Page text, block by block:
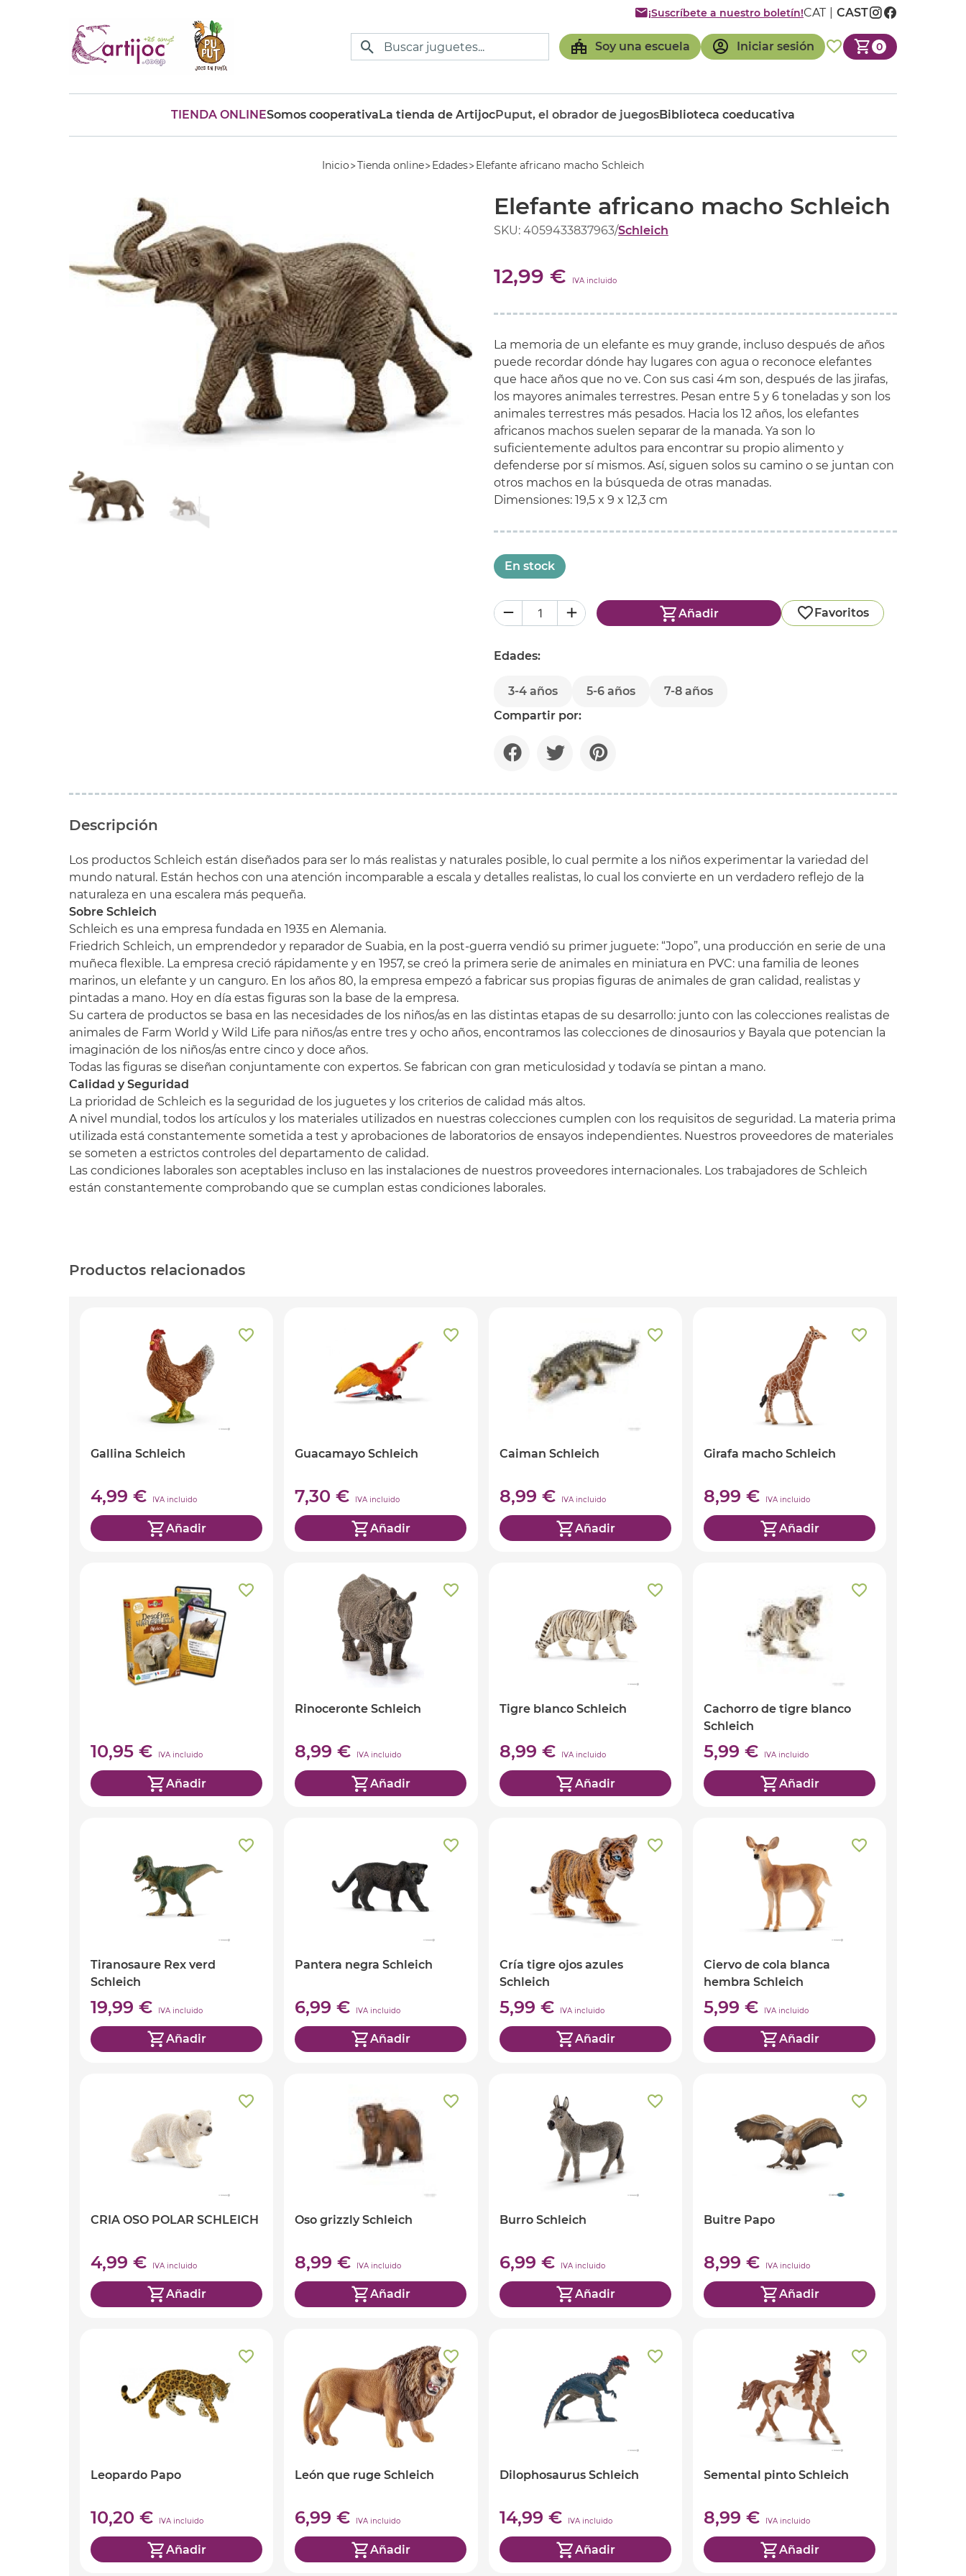
Soy una escuela Iniciar sesión 0
¡Suscríbete a nuestro boletín!CAT CAST
TIENDA ONLINESomos cooperativaLa tienda de ArtijocPuput, el obrador de juegosBiblioteca coeducativa
Inicio Tienda online Edades Elefante africano macho Schleich
Elefante africano macho Schleich
SKU: 4059433837963/Schleich
12,99 € IVA incluido
La memoria de un elefante es muy grande, incluso después de años
puede recordar dónde hay lugares con agua o reconoce elefantes
que hace años que no ve. Con sus casi 4m son, después de las jirafas,
los mayores animales terrestres. Pesan entre 5 y 6 toneladas y son los
animales terrestres más pesados. Hacia los 12 años, los elefantes
africanos machos suelen separar de la manada. Ya son lo
suficientemente adultos para encontrar su propio alimento y
defenderse por sí mismos. Así, siguen solos su camino o se juntan con
otros machos en la búsqueda de otras manadas.
Dimensiones: 19,5 x 9 x 12,3 cm
En stock
Añadir Favoritos
Edades:
3-4 años 5-6 años
7-8 años
Compartir por:
Descripción
Los productos Schleich están diseñados para ser lo más realistas y naturales posible, lo cual permite a los niños experimentar la variedad del
mundo natural. Están hechos con una atención incomparable a escala y detalles realistas, lo cual los convierte en un verdadero reflejo de la
naturaleza en una escalera más pequeña.
Sobre Schleich
Schleich es una empresa fundada en 1935 en Alemania.
Friedrich Schleich, un emprendedor y reparador de Suabia, en la post-guerra vendió su primer juguete: “Jopo”, una producción en serie de una
muñeca flexible. La empresa creció rápidamente y en 1957, se creó la primera serie de animales en miniatura en PVC: una familia de leones
marinos, un elefante y un canguro. En los años 80, la empresa empezó a fabricar sus propias figuras de animales de gran calidad, realistas y
pintadas a mano. Hoy en día estas figuras son la base de la empresa.
Su cartera de productos se basa en las necesidades de los niños/as en las distintas etapas de su desarrollo: junto con las colecciones realistas de
animales de Farm World y Wild Life para niños/as entre tres y ocho años, encontramos las colecciones de dinosaurios y Bayala que potencian la
imaginación de los niños/as entre cinco y doce años.
Todas las figuras se diseñan conjuntamente con expertos. Se fabrican con gran meticulosidad y todavía se pintan a mano.
Calidad y Seguridad
La prioridad de Schleich es la seguridad de los juguetes y los criterios de calidad más altos.
A nivel mundial, todos los artículos y los materiales utilizados en nuestras colecciones cumplen con los requisitos de seguridad. La materia prima
utilizada está constantemente sometida a test y aprobaciones de laboratorios de ensayos independientes. Nuestros proveedores de materiales
se someten a estrictos controles del departamento de calidad.
Las condiciones laborales son aceptables incluso en las instalaciones de nuestros proveedores internacionales. Los trabajadores de Schleich
están constantemente comprobando que se cumplan estas condiciones laborales.
Productos relacionados
Gallina Schleich
4,99 € IVA incluido
Añadir
Guacamayo Schleich
7,30 € IVA incluido
Añadir
Caiman Schleich
8,99 € IVA incluido
Añadir
Girafa macho Schleich
8,99 € IVA incluido
Añadir
10,95 € IVA incluido
Añadir
Rinoceronte Schleich
8,99 € IVA incluido
Añadir
Tigre blanco Schleich
8,99 € IVA incluido
Añadir
Cachorro de tigre blanco
Schleich
5,99 € IVA incluido
Añadir
Tiranosaure Rex verd
Schleich
19,99 € IVA incluido
Añadir
Pantera negra Schleich
6,99 € IVA incluido
Añadir
Cría tigre ojos azules
Schleich
5,99 € IVA incluido
Añadir
Ciervo de cola blanca
hembra Schleich
5,99 € IVA incluido
Añadir
CRIA OSO POLAR SCHLEICH
4,99 € IVA incluido
Añadir
Oso grizzly Schleich
8,99 € IVA incluido
Añadir
Burro Schleich
6,99 € IVA incluido
Añadir
Buitre Papo
8,99 € IVA incluido
Añadir
Leopardo Papo
10,20 € IVA incluido
Añadir
León que ruge Schleich
6,99 € IVA incluido
Añadir
Dilophosaurus Schleich
14,99 € IVA incluido
Añadir
Semental pinto Schleich
8,99 € IVA incluido
Añadir